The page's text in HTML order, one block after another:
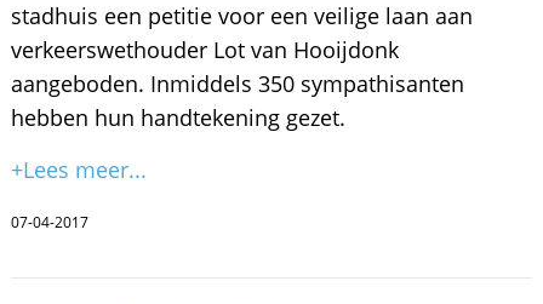
stadhuis een petitie voor een veilige laan aan
verkeerswethouder Lot van Hooijdonk
aangeboden. Inmiddels 350 sympathisanten
hebben hun handtekening gezet.
+Lees meer...
07-04-2017